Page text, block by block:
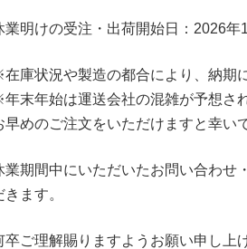
業明けの受注・出荷開始日：2026年
庫状況や製造の都合により、納期
末年始は運送会社の混雑が予想さ
早めのご注文をいただけますと幸い
業期間中にいただいたお問い合わせ
きます。
卒ご理解賜りますようお願い申し上